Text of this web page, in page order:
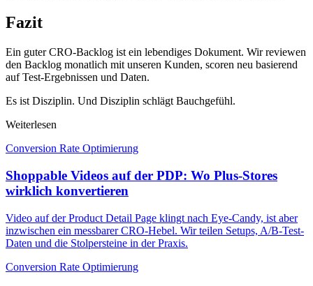
Fazit
Ein guter CRO-Backlog ist ein lebendiges Dokument. Wir reviewen
den Backlog monatlich mit unseren Kunden, scoren neu basierend
auf Test-Ergebnissen und Daten.
Es ist Disziplin. Und Disziplin schlägt Bauchgefühl.
Weiterlesen
Conversion Rate Optimierung
Shoppable Videos auf der PDP: Wo Plus-Stores
wirklich konvertieren
Video auf der Product Detail Page klingt nach Eye-Candy, ist aber
inzwischen ein messbarer CRO-Hebel. Wir teilen Setups, A/B-Test-
Daten und die Stolpersteine in der Praxis.
Conversion Rate Optimierung